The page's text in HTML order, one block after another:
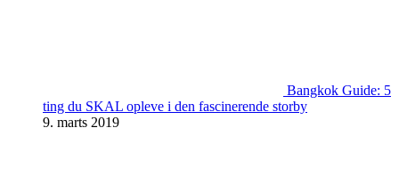
Bangkok Guide: 5
ting du SKAL opleve i den fascinerende storby
9. marts 2019